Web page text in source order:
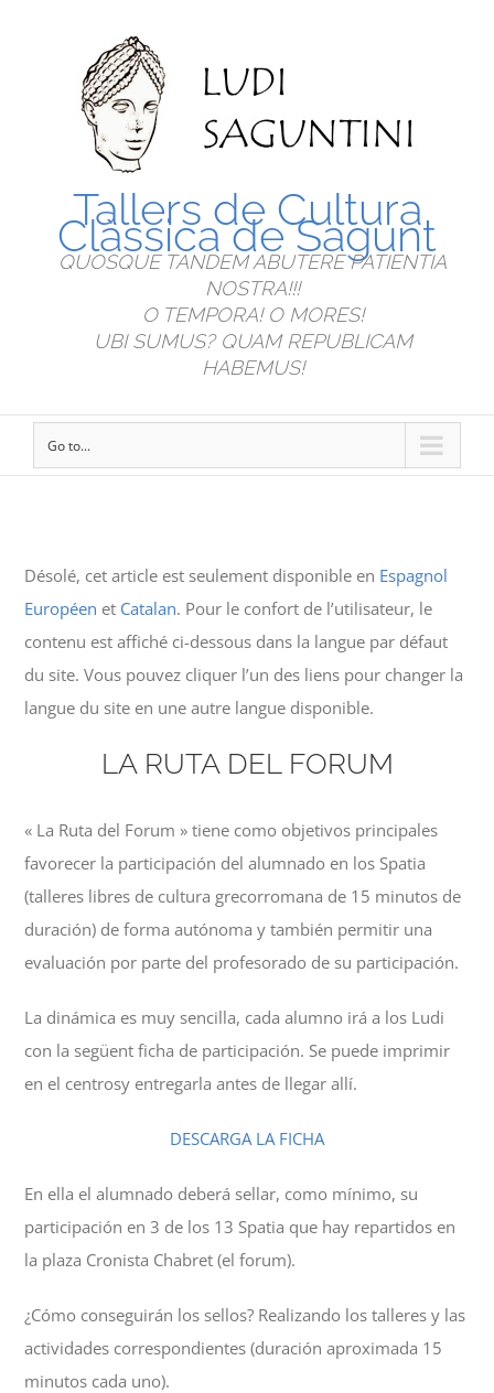
Tallers de Cultura
Clàssica de Sagunt
QUOSQUE TANDEM ABUTERE PATIENTIA
NOSTRA!!!
O TEMPORA! O MORES!
UBI SUMUS? QUAM REPUBLICAM
HABEMUS!
Go to...
Désolé, cet article est seulement disponible en Espagnol
Européen et Catalan. Pour le confort de l’utilisateur, le
contenu est affiché ci-dessous dans la langue par défaut
du site. Vous pouvez cliquer l’un des liens pour changer la
langue du site en une autre langue disponible.
LA RUTA DEL FORUM
« La Ruta del Forum » tiene como objetivos principales
favorecer la participación del alumnado en los Spatia
(talleres libres de cultura grecorromana de 15 minutos de
duración) de forma autónoma y también permitir una
evaluación por parte del profesorado de su participación.
La dinámica es muy sencilla, cada alumno irá a los Ludi
con la següent ficha de participación. Se puede imprimir
en el centrosy entregarla antes de llegar allí.
DESCARGA LA FICHA
En ella el alumnado deberá sellar, como mínimo, su
participación en 3 de los 13 Spatia que hay repartidos en
la plaza Cronista Chabret (el forum).
¿Cómo conseguirán los sellos? Realizando los talleres y las
actividades correspondientes (duración aproximada 15
minutos cada uno).